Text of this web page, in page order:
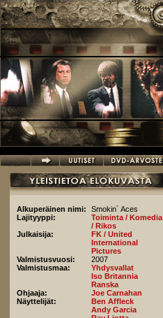
Hyppää pääsisältöön
Alkuperäinen nimi:
Smokin´ Aces
Lajityyppi:
Toiminta / Komedia
/ Rikos
Julkaisija:
FK / United
International
Pictures
Valmistusvuosi:
2007
Valmistusmaa:
Yhdysvallat
Iso Britannia
Ranska
Ohjaaja:
Joe Carnahan
Näyttelijät:
Ben Affleck
Andy Garcia